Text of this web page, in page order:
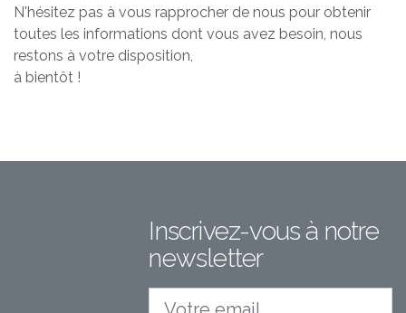
N'hésitez pas à vous rapprocher de nous pour obtenir
toutes les informations dont vous avez besoin, nous
restons à votre disposition,
à bientôt !
Inscrivez-vous à notre
newsletter